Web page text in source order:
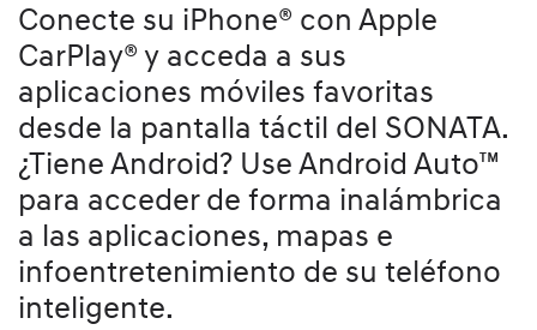
Conecte su iPhone® con Apple
CarPlay® y acceda a sus
aplicaciones móviles favoritas
desde la pantalla táctil del SONATA.
¿Tiene Android? Use Android Auto™
para acceder de forma inalámbrica
a las aplicaciones, mapas e
infoentretenimiento de su teléfono
inteligente.